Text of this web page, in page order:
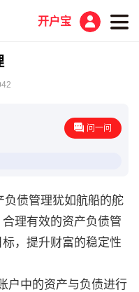
开户宝
问一问
债管理犹如航船的舵
理有效的资产负债管
，提升财富的稳定性
中的资产与负债进行